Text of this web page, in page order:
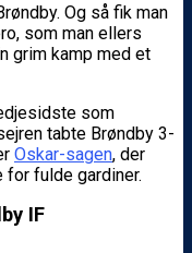
Og så fik man
som man ellers
grim kamp med et
som
tabte Brøndby 3-
Oskar-sagen, der
fulde gardiner.
IF